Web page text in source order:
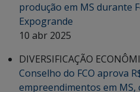
produção em MS durante
Expogrande
10 abr 2025
DIVERSIFICAÇÃO
Conselho do FCO aprova
empreendimentos em